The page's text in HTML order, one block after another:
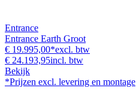
Entrance
Entrance Earth Groot
€ 19.995,00*excl. btw
€ 24.193,95incl. btw
Bekijk
*Prijzen excl. levering en montage